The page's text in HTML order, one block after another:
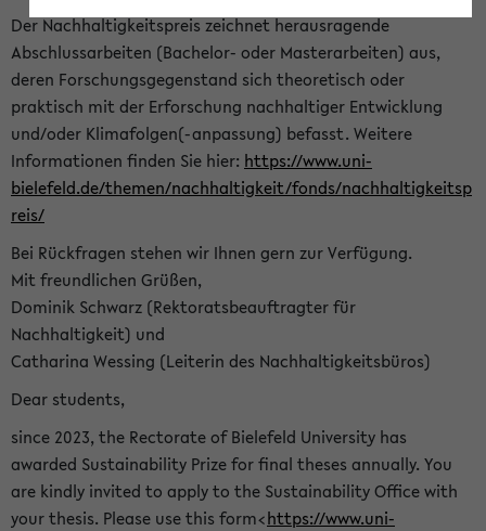
Der Nachhaltigkeitspreis zeichnet herausragende
Abschlussarbeiten (Bachelor- oder Masterarbeiten) aus,
deren Forschungsgegenstand sich theoretisch oder
praktisch mit der Erforschung nachhaltiger Entwicklung
und/oder Klimafolgen(-anpassung) befasst. Weitere
Informationen finden Sie hier: https://www.uni-
bielefeld.de/themen/nachhaltigkeit/fonds/nachhaltigkeitsp
reis/
Bei Rückfragen stehen wir Ihnen gern zur Verfügung.
Mit freundlichen Grüßen,
Dominik Schwarz (Rektoratsbeauftragter für
Nachhaltigkeit) und
Catharina Wessing (Leiterin des Nachhaltigkeitsbüros)
Dear students,
since 2023, the Rectorate of Bielefeld University has
awarded Sustainability Prize for final theses annually. You
are kindly invited to apply to the Sustainability Office with
your thesis. Please use this form<https://www.uni-